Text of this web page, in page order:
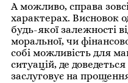
А можливо, справа
характерах. Висновок
будь-якої залежності
моральної, чи
собі можливість для
ситуацій, де
заслуговує на